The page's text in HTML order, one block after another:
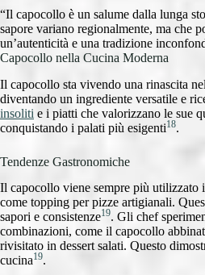
“Il capocollo è un salume dalla lunga
sapore variano regionalmente, ma che
un’autenticità e una tradizione
Capocollo nella Cucina Moderna
Il capocollo sta vivendo una rinascita
diventando un ingrediente versatile e
insoliti e i piatti che valorizzano le sue
conquistando i palati più esigenti18.
Tendenze Gastronomiche
Il capocollo viene sempre più utilizzato
come topping per pizze artigianali.
sapori e consistenze19. Gli chef
combinazioni, come il capocollo
rivisitato in dessert salati. Questo
cucina19.